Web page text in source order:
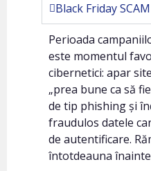
Black Friday SCAM
Perioada
este momentul
cibernetici: apar
„prea bune ca să
de tip phishing și
fraudulos datele
de autentificare.
întotdeauna